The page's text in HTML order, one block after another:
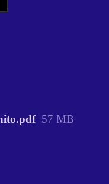
57 MB